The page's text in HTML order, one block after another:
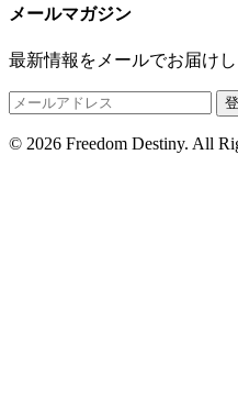
メールマガジン
最新情報をメールでお届け
© 2026 Freedom Destiny. All